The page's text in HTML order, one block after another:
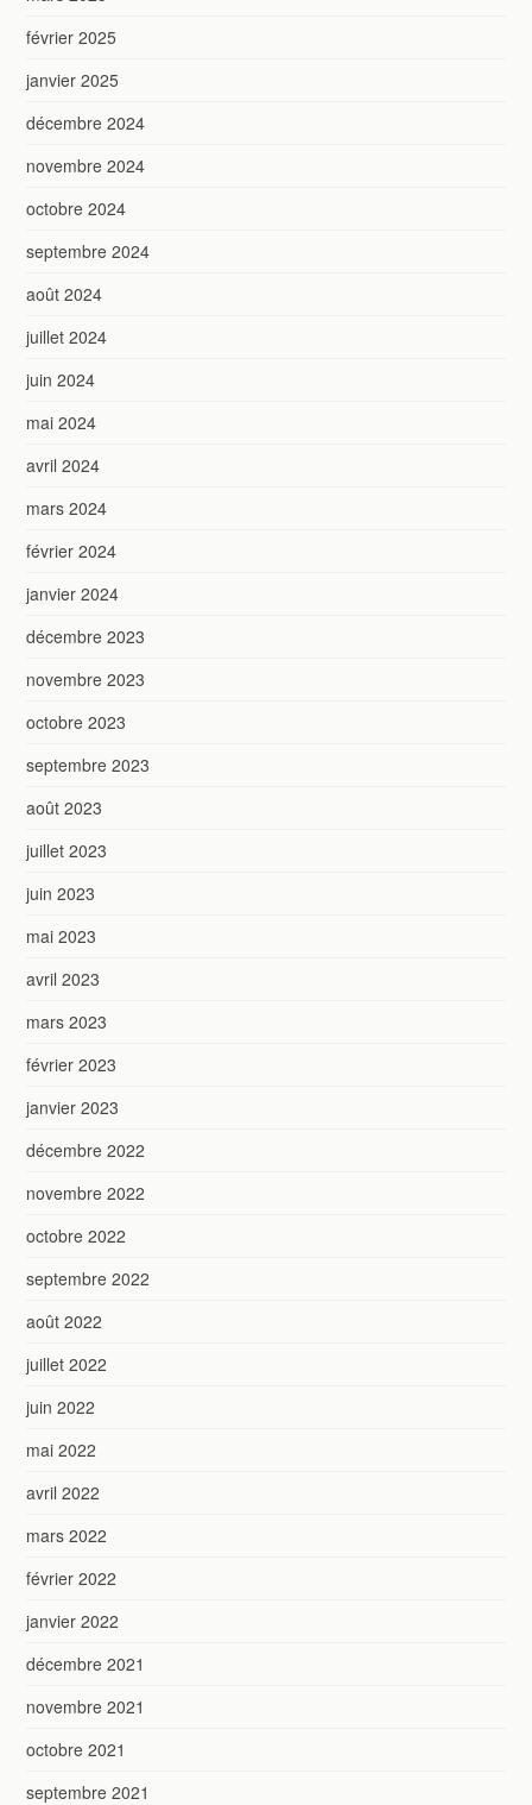
février 2025
janvier 2025
décembre 2024
novembre 2024
octobre 2024
septembre 2024
août 2024
juillet 2024
juin 2024
mai 2024
avril 2024
mars 2024
février 2024
janvier 2024
décembre 2023
novembre 2023
octobre 2023
septembre 2023
août 2023
juillet 2023
juin 2023
mai 2023
avril 2023
mars 2023
février 2023
janvier 2023
décembre 2022
novembre 2022
octobre 2022
septembre 2022
août 2022
juillet 2022
juin 2022
mai 2022
avril 2022
mars 2022
février 2022
janvier 2022
décembre 2021
novembre 2021
octobre 2021
septembre 2021